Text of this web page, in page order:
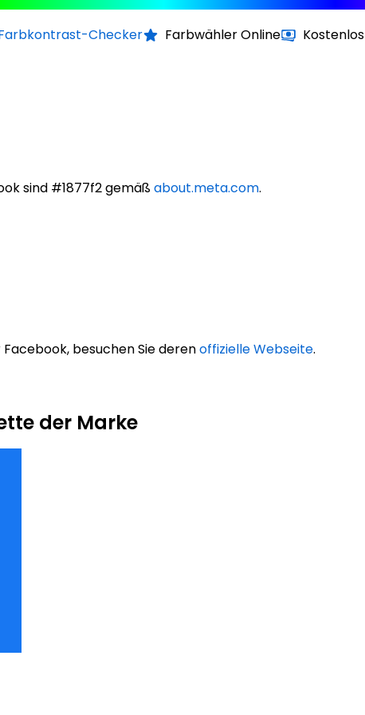
Checker Farbwähler Online Kostenlos
sind #1877f2 gemäßabout.meta.com.
besuchen Sie derenoffizielle Webseite.
der Marke